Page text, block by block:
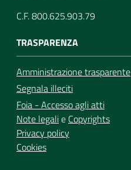
C.F. 800.625.903.79
TRASPARENZA
Amministrazione trasparente
Segnala illeciti
Foia - Accesso agli atti
Note legalie Copyrights
Privacy policy
Cookies